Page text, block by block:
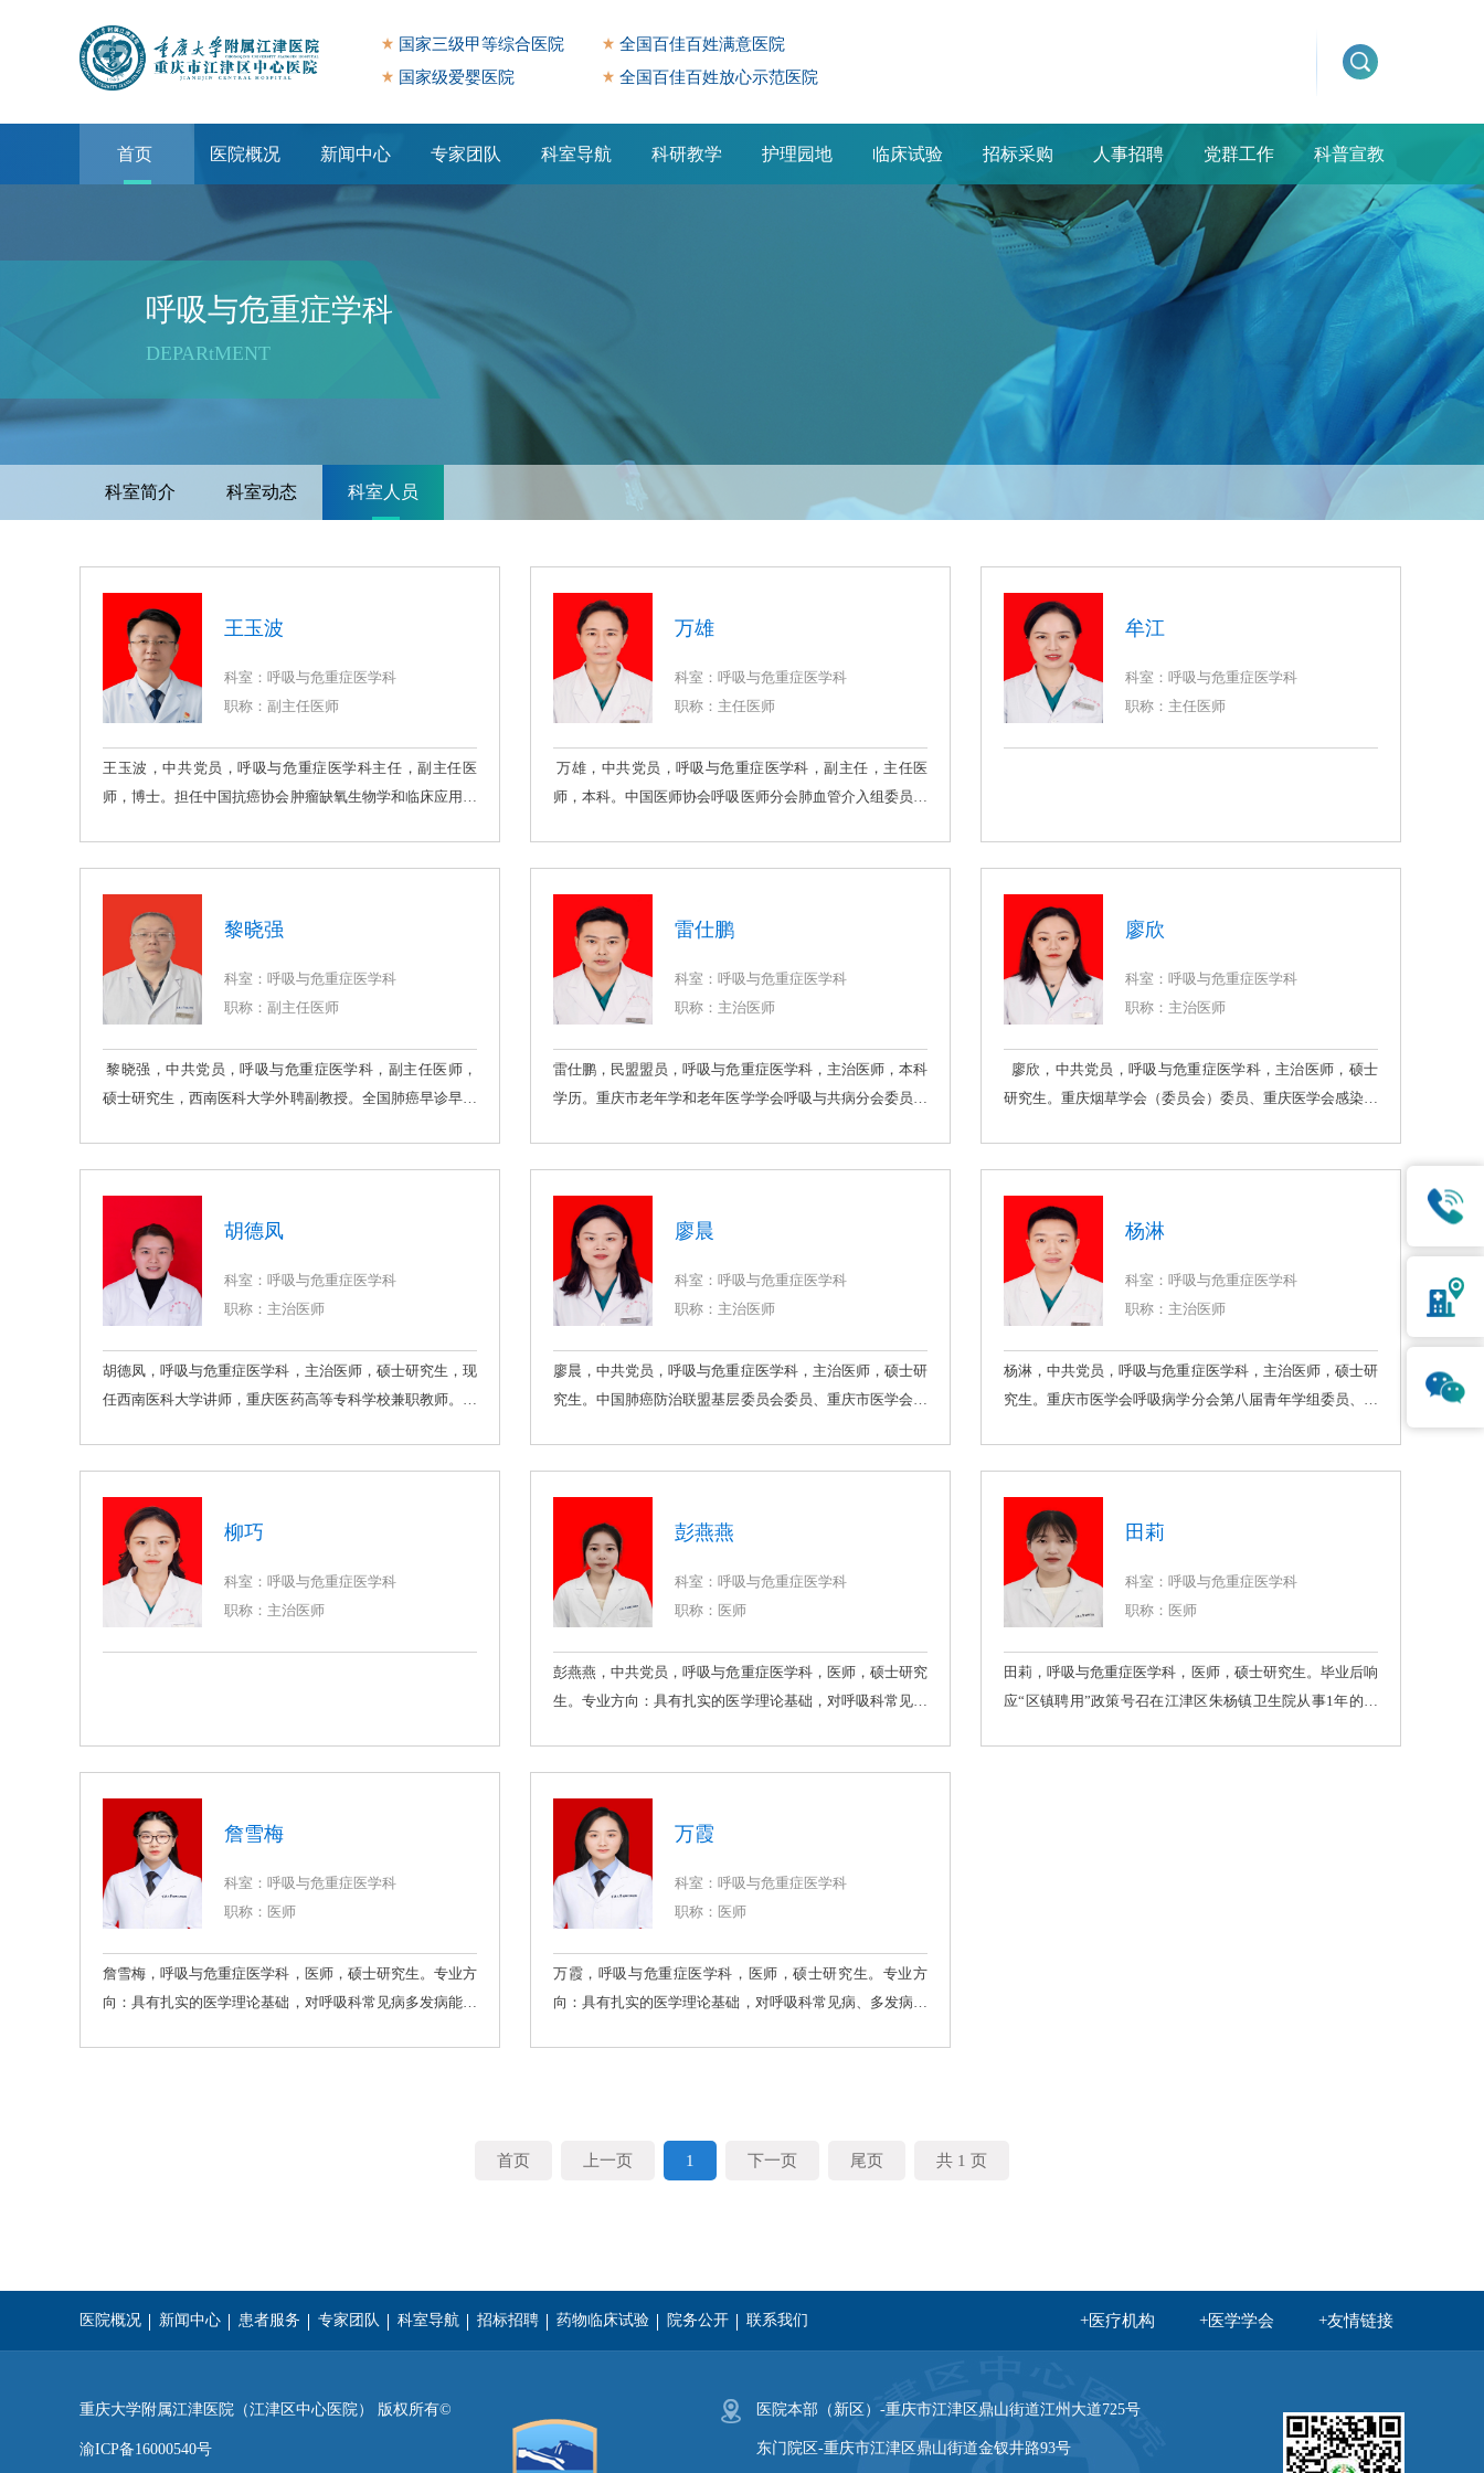
国家三级甲等综合医院
全国百佳百姓满意医院
国家级爱婴医院
全国百佳百姓放心示范医院
首页 医院概况 新闻中心 专家团队 科室导航 科研教学 护理园地 临床试验 招标采购 人事招聘 党群工作 科普宣教
呼吸与危重症学科
DEPARtMENT
科室简介 科室动态 科室人员
王玉波
科室：呼吸与危重症医学科
职称：副主任医师
王玉波，中共党员，呼吸与危重症医学科主任，副主任医
师，博士。担任中国抗癌协会肿瘤缺氧生物学和临床应用专
庆市生物信息协会呼吸专委会副主任委员、重庆市老年学和
老年医学学会呼吸与共病分会副主任委员、重庆市预防医学
会呼吸病预防与控制专委会常务委员、重庆医学会结核病学
分会青委会副主任委员。擅长肺癌、慢阻肺及支气管哮喘等
呼吸系统疾病的诊治、经支气管镜及内科胸腔镜介入诊治和
呼吸系统疾病重症患者诊断和治疗。获省部级科技进步一等
JournalofThoracicOncology、ClinicalCancerResearch及
ClinicalInfectiousDiseases等SCI期刊发表论文20篇。通讯或
第一作者在核心统计源期刊发表论文20余篇。获国家发明专
利3项。入选“重庆市区县医学头雁人才”。曾获军队“优秀专
业技术人才岗位津贴”。曾入选《医师报》全国“中青年呼吸
学者精英榜（学术榜）”、陆军军医大学“优秀人才库重点扶
持对象”。两篇论文获中华医学会呼吸分会“高影响力呼吸学
万雄
科室：呼吸与危重症医学科
职称：主任医师
万雄，中共党员，呼吸与危重症医学科，副主任，主任医
师，本科。中国医师协会呼吸医师分会肺血管介入组委员、
员、重庆抗癌协会肿瘤呼吸病学分会会员、重庆市哮喘联盟
会员。专业方向：对呼吸系统常见疾病：慢性阻塞性肺疾
病，支气管哮喘，肺结核，肺炎等疾病诊治具有丰富经验；
精通支气管镜介入诊治技术，经支气管动脉介入技术，经皮
肺穿刺活检；尤其擅长经支气管镜肿瘤切除，狭窄气道球囊
扩张，经支气管动脉治疗大咯血，经支气管动脉治疗中晚期
牟江
科室：呼吸与危重症医学科
职称：主任医师
黎晓强
科室：呼吸与危重症医学科
职称：副主任医师
黎晓强，中共党员，呼吸与危重症医学科，副主任医师，
硕士研究生，西南医科大学外聘副教授。全国肺癌早诊早治
有扎实的医学理论基础，对呼吸科常见病多发病能较好诊
治；擅长于肺部感染性疾病诊治、经气管镜介入技术、经支
气管动脉介入技术、经皮肺穿刺活检等诊疗技术。开展经支
气管动脉介入技术超过500例次。开展新技术5项。在核心
期刊发表论文6篇，其中SCI论文1篇（IF：4.0），申请专利
范化治疗和管理方案评价与推广研究》，重庆医科大学附属
第一医院国家重大专项《气管支气管结核精准诊治新方法新
策略研究》。
雷仕鹏
科室：呼吸与危重症医学科
职称：主治医师
雷仕鹏，民盟盟员，呼吸与危重症医学科，主治医师，本科
学历。重庆市老年学和老年医学学会呼吸与共病分会委员。
病诊治具有丰富经验；擅长肺部气道病变、间质性肺病规范
化诊治。工作成绩：取得国家实用新型专利1项，发表论文1
篇。
廖欣
科室：呼吸与危重症医学科
职称：主治医师
廖欣，中共党员，呼吸与危重症医学科，主治医师，硕士
研究生。重庆烟草学会（委员会）委员、重庆医学会感染学
胡德凤
科室：呼吸与危重症医学科
职称：主治医师
胡德凤，呼吸与危重症医学科，主治医师，硕士研究生，现
任西南医科大学讲师，重庆医药高等专科学校兼职教师。重
吸危重症，肺恶性肿瘤。具有扎实的医学理论基础和丰富的
临床工作经验，对呼吸系统常见疾病：慢性阻塞性肺疾病，
支气管哮喘，肺结核，肺炎、肺恶性肿瘤等疾病诊治具有丰
富经验；擅长于呼吸机使用及呼吸危重病人救治。教学经验
丰富，是呼吸科教学组长，已承担西南医科大学本科理论教
学多年，重庆医科大学整合医学班级见习教师，全程参与科
廖晨
科室：呼吸与危重症医学科
职称：主治医师
廖晨，中共党员，呼吸与危重症医学科，主治医师，硕士研
究生。中国肺癌防治联盟基层委员会委员、重庆市医学会呼
础和丰富的临床工作经验，对呼吸系统常见疾病：慢性阻塞
性肺疾病，支气管哮喘，肺结核，肺炎、间质性肺病等疾病
诊治具有丰富经验。开展3项新技术、新业务。
杨淋
科室：呼吸与危重症医学科
职称：主治医师
杨淋，中共党员，呼吸与危重症医学科，主治医师，硕士研
究生。重庆市医学会呼吸病学分会第八届青年学组委员、重
规范诊断与治疗，熟练掌握机械通气、CT引导下经皮肺穿
刺活检、支气管镜检查及治疗等技术手段。工作成绩：获得
实用新型专利2项，参与编写及翻译书籍2部，参与省部级课
题2项，发表医学论文多篇。
柳巧
科室：呼吸与危重症医学科
职称：主治医师
彭燕燕
科室：呼吸与危重症医学科
职称：医师
彭燕燕，中共党员，呼吸与危重症医学科，医师，硕士研究
生。专业方向：具有扎实的医学理论基础，对呼吸科常见病
田莉
科室：呼吸与危重症医学科
职称：医师
田莉，呼吸与危重症医学科，医师，硕士研究生。毕业后响
应“区镇聘用”政策号召在江津区朱杨镇卫生院从事1年的基
詹雪梅
科室：呼吸与危重症医学科
职称：医师
詹雪梅，呼吸与危重症医学科，医师，硕士研究生。专业方
向：具有扎实的医学理论基础，对呼吸科常见病多发病能较
万霞
科室：呼吸与危重症医学科
职称：医师
万霞，呼吸与危重症医学科，医师，硕士研究生。专业方
向：具有扎实的医学理论基础，对呼吸科常见病、多发病能
首页 上一页 1 下一页 尾页 共 1 页
医院概况 新闻中心 患者服务 专家团队 科室导航 招标招聘 药物临床试验 院务公开 联系我们 +友情链接
国家卫生健康委员会官方
+医学学会
+医疗机构
重庆大学附属江津医院（江津区中心医院） 版权所有©
渝ICP备16000540号
医院本部（新区）-重庆市江津区鼎山街道江州大道725号
东门院区-重庆市江津区鼎山街道金钗井路93号